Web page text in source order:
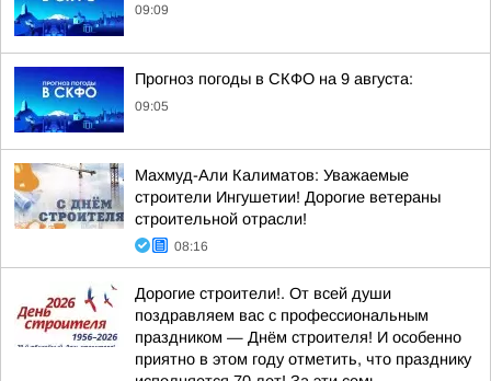
09:09
Прогноз погоды в СКФО на 9 августа:
09:05
Махмуд-Али Калиматов: Уважаемые
строители Ингушетии! Дорогие ветераны
строительной отрасли!
08:16
Дорогие строители!. От всей души
поздравляем вас с профессиональным
праздником — Днём строителя! И особенно
приятно в этом году отметить, что празднику